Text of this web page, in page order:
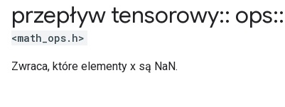
przepływ tensorowy:: ops::
<math_ops.h>
Zwraca, które elementy x są NaN.